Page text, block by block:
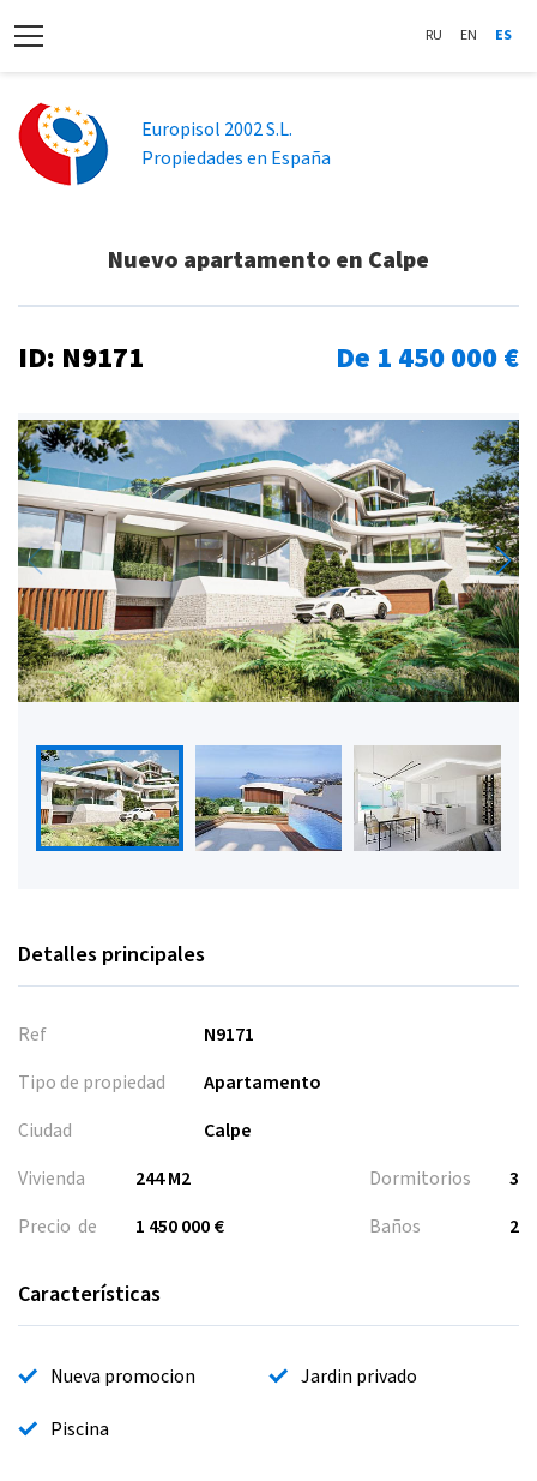
RU EN ES
Europisol 2002 S.L.
Propiedades en España
Nuevo apartamento en Calpe
ID: N9171 De 1 450 000 €
Detalles principales
Ref
N9171
Tipo de propiedad
Apartamento
Ciudad
Calpe
Vivienda
244 M2
Precio de
1 450 000 €
Dormitorios
3
Baños
2
Características
Nueva promocion
Jardin privado
Piscina